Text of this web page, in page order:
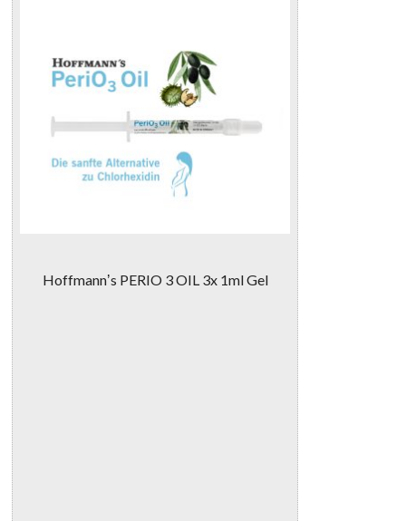
Hoffmannʼs PERIO 3 OIL 3x 1ml Gel